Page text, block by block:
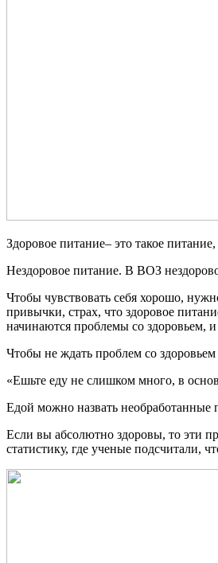
Здоровое питание– это такое
Нездоровое питание. В ВОЗ
Чтобы чувствовать себя хорошо,
привычки, страх, что здоровое
начинаются проблемы со здоровьем,
Чтобы не ждать проблем со здоровьем
«Ешьте еду не слишком много, в
Едой можно назвать
Если вы абсолютно здоровы, то эти
статистику, где ученые подсчитали,